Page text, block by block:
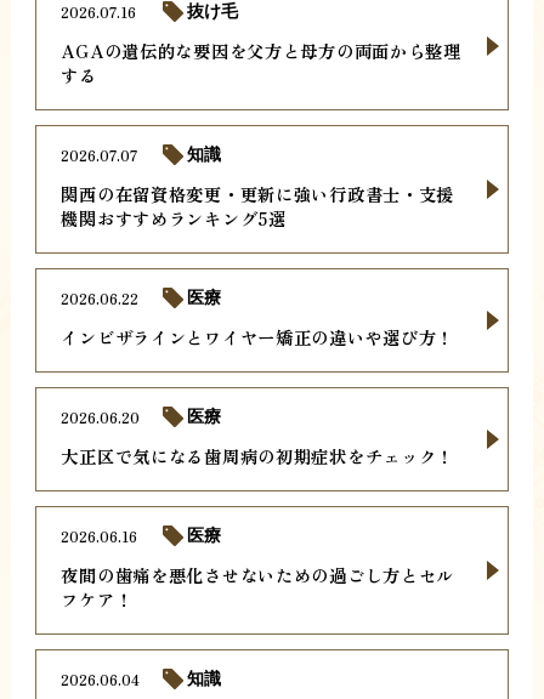
AGAの遺伝的な要因を父方と母方の両面から整理
する
2026.07.16 抜け毛
関西の在留資格変更・更新に強い行政書士・支援
機関おすすめランキング5選
2026.07.07 知識
インビザラインとワイヤー矯正の違いや選び方！
2026.06.22 医療
大正区で気になる歯周病の初期症状をチェック！
2026.06.20 医療
夜間の歯痛を悪化させないための過ごし方とセル
フケア！
2026.06.16 医療
2026.06.04 知識